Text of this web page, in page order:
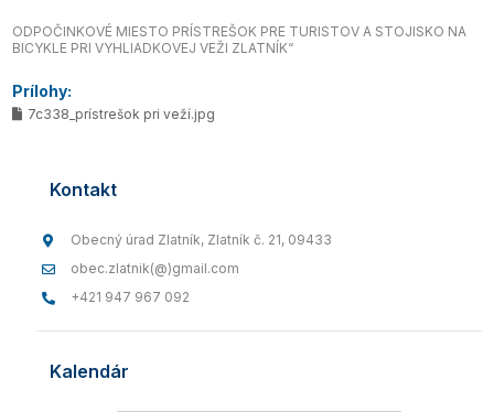
ODPOČINKOVÉ MIESTO PRÍSTREŠOK PRE TURISTOV A STOJISKO NA
BICYKLE PRI VYHLIADKOVEJ VEŽI ZLATNÍK“
Prílohy:
7c338_prístrešok pri veží.jpg
Kontakt
Obecný úrad Zlatník, Zlatník č. 21, 09433
obec.zlatnik(@)gmail.com
+421 947 967 092
Kalendár